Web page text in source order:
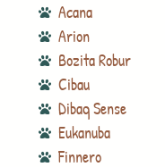
Acana
Arion
Bozita Robur
Cibau
Dibaq Sense
Eukanuba
Finnero